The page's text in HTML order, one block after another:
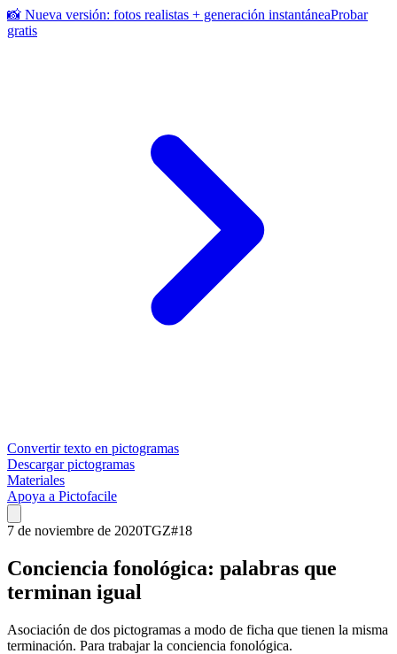
📸 Nueva versión: fotos realistas + generación instantáneaProbar
gratis
Convertir texto en pictogramas
Descargar pictogramas
Materiales
Apoya a Pictofacile
7 de noviembre de 2020TGZ#18
Conciencia fonológica: palabras que
terminan igual
Asociación de dos pictogramas a modo de ficha que tienen la misma
terminación. Para trabajar la conciencia fonológica.